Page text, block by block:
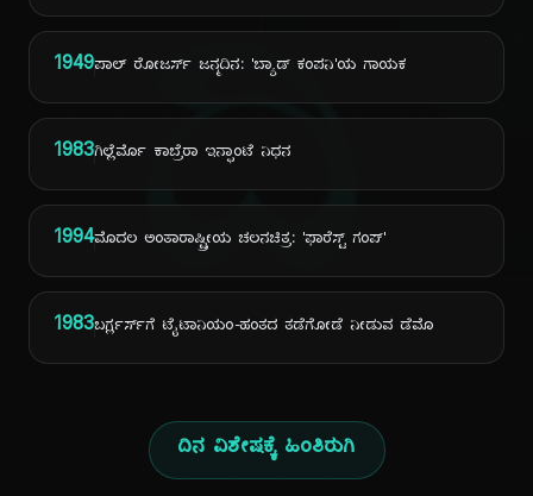
ದಿ
1949ಪಾಲ್ ರೋಜರ್ಸ್ ಜನ್ಮದಿನ: 'ಬ್ಯಾಡ್ ಕಂಪನಿ'ಯ ಗಾಯಕ
1983ಗಿಲ್ಲೆರ್ಮೊ ಕಾಬ್ರೆರಾ ಇನ್ಫಾಂಟೆ ನಿಧನ
1994ಮೊದಲ ಅಂತಾರಾಷ್ಟ್ರೀಯ ಚಲನಚಿತ್ರ: 'ಫಾರೆಸ್ಟ್ ಗಂಪ್'
1983ಬರ್ಗ್ಲರ್ಸ್‌ಗೆ ಟೈಟಾನಿಯಂ-ಹಂತದ ತಡೆಗೋಡೆ ನೀಡುವ ಡೆಮೊ
ದಿನ ವಿಶೇಷಕ್ಕೆ ಹಿಂತಿರುಗಿ